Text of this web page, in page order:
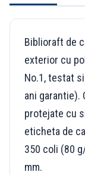
Biblioraft de
exterior cu
No.1, testat
ani garantie).
protejate cu
eticheta de
350 coli (80
mm.